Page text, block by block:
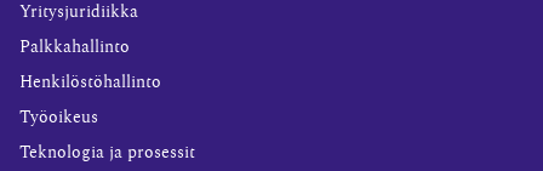
Yritysjuridiikka
Palkkahallinto
Henkilöstöhallinto
Työoikeus
Teknologia ja prosessit